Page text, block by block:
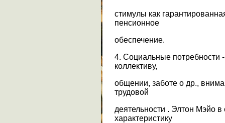
стимулы как
пенсионное
обеспечение.
4. Социальные потребности
коллективу,
общении, заботе о др.,
трудовой
деятельности . Элтон Мэйо
характеристику